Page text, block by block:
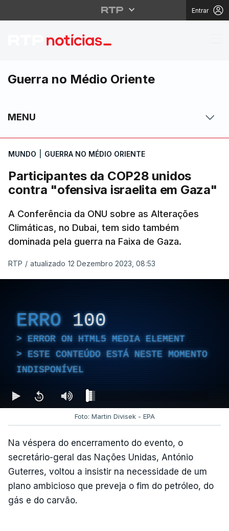
Entrar
Participantes da
Guerra no Médio Oriente
MENU
MUNDO GUERRA NO MÉDIO ORIENTE
Participantes da COP28 unidos
contra "ofensiva israelita em Gaza"
A Conferência da ONU sobre as Alterações
Climáticas, no Dubai, tem sido também
dominada pela guerra na Faixa de Gaza.
RTP / atualizado 12 Dezembro 2023, 08:53
ERRO 100
ERROR ON HTML5 MEDIA ELEMENT
ESTE CONTEÚDO ESTÁ NESTE MOMENTO
INDISPONÍVEL
Foto: Martin Divisek - EPA
Na véspera do encerramento do evento, o
secretário-geral das Nações Unidas, António
Guterres, voltou a insistir na necessidade de um
plano ambicioso que preveja o fim do petróleo, do
gás e do carvão.